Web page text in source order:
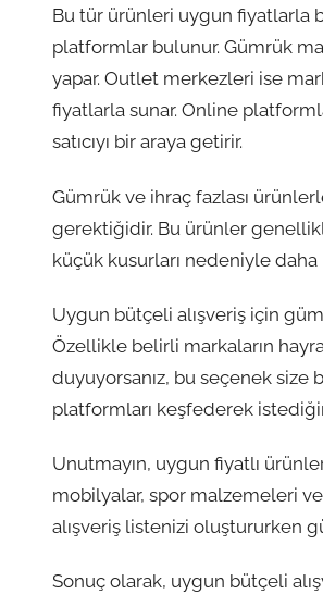
Bu tür ürünleri uygun fiyatlarla
platformlar bulunur. Gümrük
yapar. Outlet merkezleri ise
fiyatlarla sunar. Online
satıcıyı bir araya getirir.
Gümrük ve ihraç fazlası
gerektiğidir. Bu ürünler
küçük kusurları nedeniyle daha
Uygun bütçeli alışveriş için
Özellikle belirli markaların
duyuyorsanız, bu seçenek size
platformları keşfederek
Unutmayın, uygun fiyatlı
mobilyalar, spor malzemeleri
alışveriş listenizi oluştururken
Sonuç olarak, uygun bütçeli